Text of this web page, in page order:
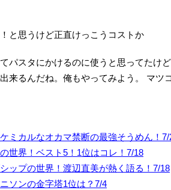
と思うけど正直けっこうコストか
パスタにかけるのに使うと思ってたけ
来るんだね。俺もやってみよう。 マツ
ミカルなオカマ禁断の最強そうめん！7/
世界！ベスト5！1位はコレ！7/18
ップの世界！渡辺直美が熱く語る！7/18
ソンの金字塔1位は？7/4